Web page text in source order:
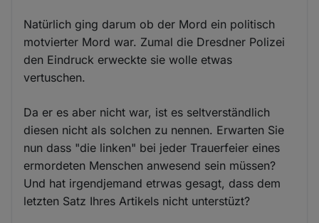
Natürlich ging darum ob der Mord ein politisch
motvierter Mord war. Zumal die Dresdner Polizei
den Eindruck erweckte sie wolle etwas
vertuschen.
Da er es aber nicht war, ist es seltverständlich
diesen nicht als solchen zu nennen. Erwarten Sie
nun dass "die linken" bei jeder Trauerfeier eines
ermordeten Menschen anwesend sein müssen?
Und hat irgendjemand etrwas gesagt, dass dem
letzten Satz Ihres Artikels nicht unterstüzt?